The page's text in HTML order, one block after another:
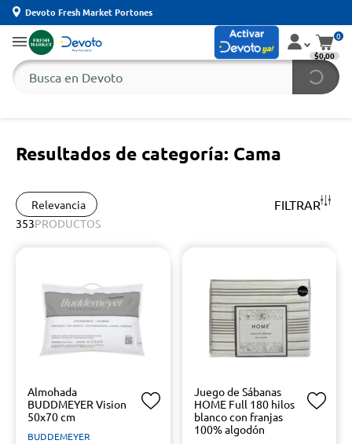
Devoto Fresh Market Portones
0
$0,00
Resultados de categoría: Cama
Relevancia FILTRAR
353PRODUCTOS
Almohada
BUDDMEYER Vision
50x70 cm
BUDDEMEYER
Juego de Sábanas
HOME Full 180 hilos
blanco con franjas
100% algodón